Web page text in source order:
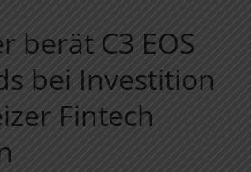
berät C3 EOS
bei Investition
Fintech